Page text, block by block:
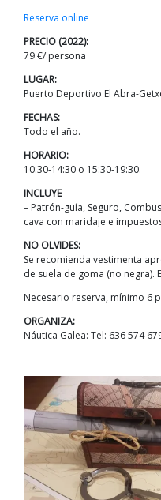
Reserva online
PRECIO (2022):
79 €/ persona
LUGAR:
Puerto Deportivo El Abra-
FECHAS:
Todo el año.
HORARIO:
10:30-14:30 o 15:30-19:30.
INCLUYE
– Patrón-guía, Seguro,
cava con maridaje e
NO OLVIDES:
Se recomienda vestimenta
de suela de goma (no negra).
Necesario reserva, mínimo 6
ORGANIZA:
Náutica Galea: Tel: 636 574